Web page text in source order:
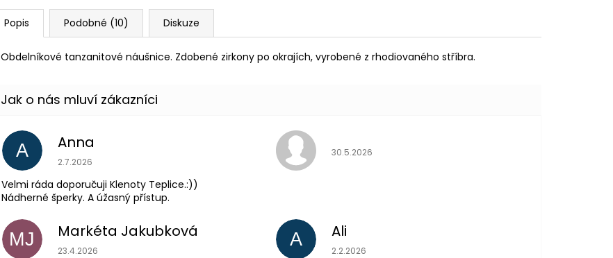
Popis Podobné (10) Diskuze
Obdelníkové tanzanitové náušnice. Zdobené zirkony po okrajích, vyrobené z rhodiovaného stříbra.
A Anna
Hodnocení obchodu je 5 z 5 hvězdiček.
2.7.2026
Velmi ráda doporučuji Klenoty Teplice.:))
Nádherné šperky. A úžasný přístup.
Hodnocení obchodu je 5 z 5 hvězdiček.
30.5.2026
MJ Markéta Jakubková
Hodnocení obchodu je 5 z 5 hvězdiček.
23.4.2026
A Ali
Hodnocení obchodu je 5 z 5 hvězdiček.
2.2.2026